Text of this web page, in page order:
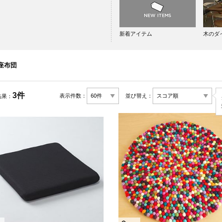
新着アイテム 木のダ
布団
： 3件 表示件数： 並び替え：